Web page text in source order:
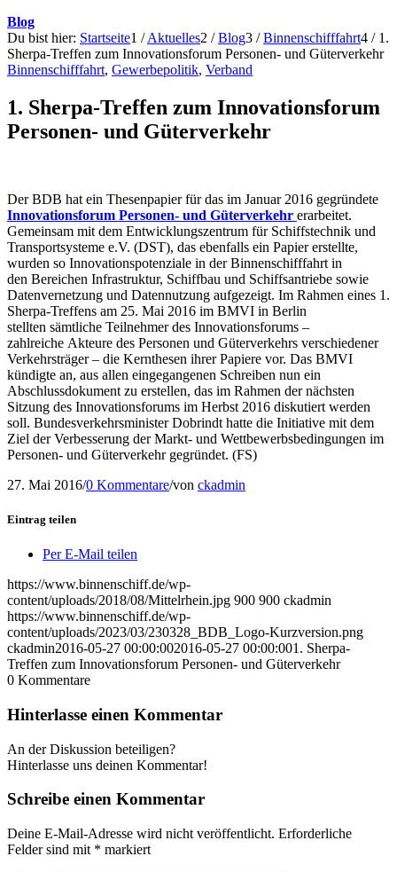
Blog
Du bist hier: Startseite1 / Aktuelles2 / Blog3 / Binnenschifffahrt4 / 1.
Sherpa-Treffen zum Innovationsforum Personen- und Güterverkehr
Binnenschifffahrt, Gewerbepolitik, Verband
1. Sherpa-Treffen zum Innovationsforum
Personen- und Güterverkehr
Der BDB hat ein Thesenpapier für das im Januar 2016 gegründete
Innovationsforum Personen- und Güterverkehr erarbeitet.
Gemeinsam mit dem Entwicklungszentrum für Schiffstechnik und
Transportsysteme e.V. (DST), das ebenfalls ein Papier erstellte,
wurden so Innovationspotenziale in der Binnenschifffahrt in
den Bereichen Infrastruktur, Schiffbau und Schiffsantriebe sowie
Datenvernetzung und Datennutzung aufgezeigt. Im Rahmen eines 1.
Sherpa-Treffens am 25. Mai 2016 im BMVI in Berlin
stellten sämtliche Teilnehmer des Innovationsforums –
zahlreiche Akteure des Personen und Güterverkehrs verschiedener
Verkehrsträger – die Kernthesen ihrer Papiere vor. Das BMVI
kündigte an, aus allen eingegangenen Schreiben nun ein
Abschlussdokument zu erstellen, das im Rahmen der nächsten
Sitzung des Innovationsforums im Herbst 2016 diskutiert werden
soll. Bundesverkehrsminister Dobrindt hatte die Initiative mit dem
Ziel der Ver­bes­se­rung der Markt- und Wett­be­werbs­be­din­gun­gen im
Personen- und Gü­ter­ver­kehr ge­grün­det. (FS)
27. Mai 2016/0 Kommentare/von ckadmin
Eintrag teilen
Per E-Mail teilen
https://www.binnenschiff.de/wp-
content/uploads/2018/08/Mittelrhein.jpg 900 900 ckadmin
https://www.binnenschiff.de/wp-
content/uploads/2023/03/230328_BDB_Logo-Kurzversion.png
ckadmin2016-05-27 00:00:002016-05-27 00:00:001. Sherpa-
Treffen zum Innovationsforum Personen- und Güterverkehr
0 Kommentare
Hinterlasse einen Kommentar
An der Diskussion beteiligen?
Hinterlasse uns deinen Kommentar!
Schreibe einen Kommentar
Deine E-Mail-Adresse wird nicht veröffentlicht. Erforderliche
Felder sind mit * markiert